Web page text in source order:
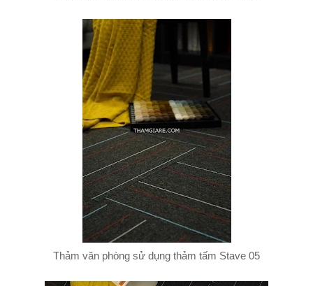
Thảm văn phòng sử dụng thảm tấm Stave 05